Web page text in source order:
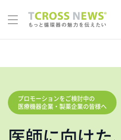
プロモーションをご検討中の
医療機器企業・製薬企業の皆様へ